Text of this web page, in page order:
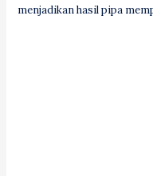
menjadikan hasil pipa